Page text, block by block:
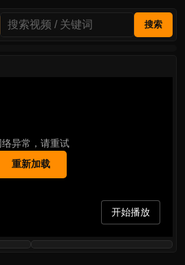
搜索
络异常，请重试
重新加载
开始播放